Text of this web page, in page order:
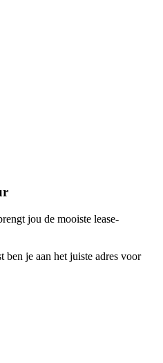
jou de mooiste lease-
je aan het juiste adres voor